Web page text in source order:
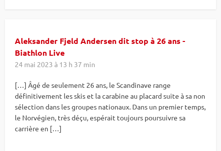
Aleksander Fjeld Andersen dit stop à 26 ans -
Biathlon Live
24 mai 2023 à 13 h 37 min
[…] Âgé de seulement 26 ans, le Scandinave range
définitivement les skis et la carabine au placard suite à sa non
sélection dans les groupes nationaux. Dans un premier temps,
le Norvégien, très déçu, espérait toujours poursuivre sa
carrière en […]